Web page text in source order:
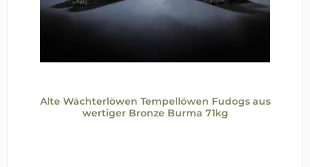
Alte Wächterlöwen Tempellöwen Fudogs aus
wertiger Bronze Burma 71kg